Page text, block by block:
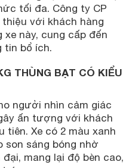
tối đa. Công ty CP
thiệu với khách hàng
này, cung cấp đến
tin bổ ích.
THÙNG BẠT CÓ KIỂU
ngưởi nhìn cảm giác
ấn tượng với khách
tiên. Xe có 2 màu xanh
sáng bóng nhờ
mang lại độ bèn cao,